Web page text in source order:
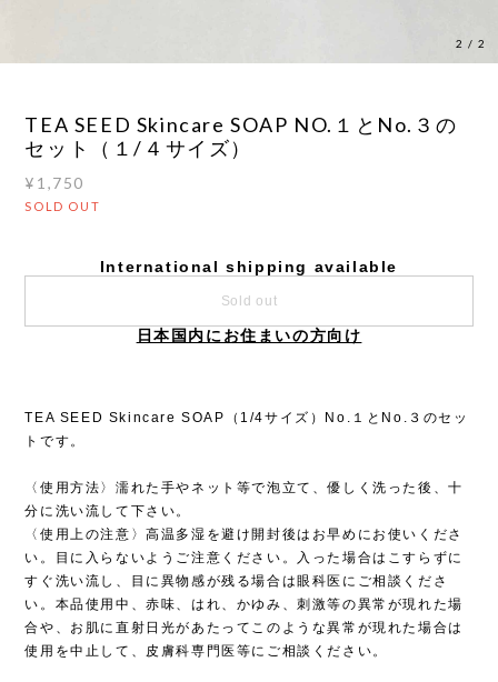
1 /2
TEA SEED Skincare SOAP NO.１とNo.３の
セット（１/４サイズ）
¥1,750
SOLD OUT
International shipping available
Sold out
日本国内にお住まいの方向け
TEA SEED Skincare SOAP（1/4サイズ）No.１とNo.３のセッ
トです。
〈使用方法〉濡れた手やネット等で泡立て、優しく洗った後、十
分に洗い流して下さい。
〈使用上の注意〉高温多湿を避け開封後はお早めにお使いくださ
い。目に入らないようご注意ください。入った場合はこすらずに
すぐ洗い流し、目に異物感が残る場合は眼科医にご相談くださ
い。本品使用中、赤味、はれ、かゆみ、刺激等の異常が現れた場
合や、お肌に直射日光があたってこのような異常が現れた場合は
使用を中止して、皮膚科専門医等にご相談ください。